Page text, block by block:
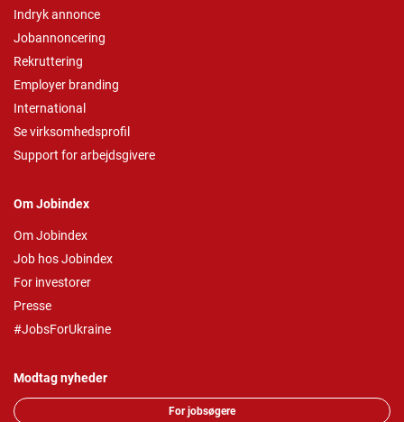
Indryk annonce
Jobannoncering
Rekruttering
Employer branding
International
Se virksomhedsprofil
Support for arbejdsgivere
Om Jobindex
Om Jobindex
Job hos Jobindex
For investorer
Presse
#JobsForUkraine
Modtag nyheder
For jobsøgere